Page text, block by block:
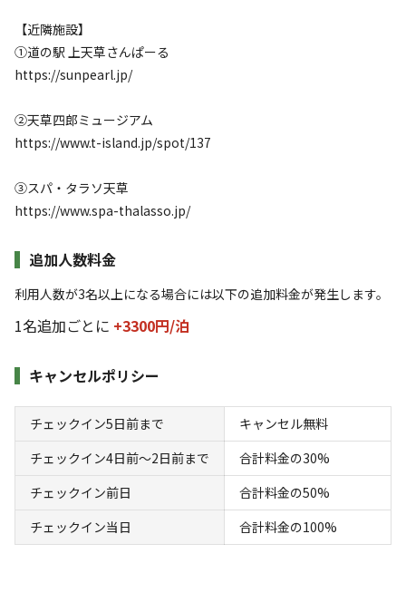
【近隣施設】
①道の駅 上天草さんぱーる
https://sunpearl.jp/
②天草四郎ミュージアム
https://www.t-island.jp/spot/137
③スパ・タラソ天草
https://www.spa-thalasso.jp/
追加人数料金
利用人数が3名以上になる場合には以下の追加料金が発生します。
1名追加ごとに +3300円/泊
キャンセルポリシー
チェックイン5日前まで
キャンセル無料
チェックイン4日前〜2日前まで
合計料金の30%
チェックイン前日
合計料金の50%
チェックイン当日
合計料金の100%
料金目安：
※利用日、人数によって変動する場合があります。
宿泊 区画サイト
手ぶらでテントプラン
AC電
源
車両乗り
入れ
たき
デッキ 定員
11,000 泊
※利用日、人数によって変動する場合があります。
詳細・空き確認